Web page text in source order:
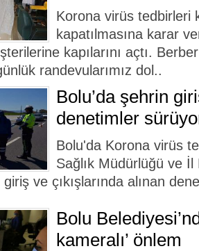
Korona virüs tedbirleri
kapatılmasına karar
kapılarını açtı.
randevularımız dol..
Bolu’da şehrin
denetimler
Bolu'da Korona virüs
Sağlık Müdürlüğü ve
ve çıkışlarında alınan
Bolu
kameralı’ önlem